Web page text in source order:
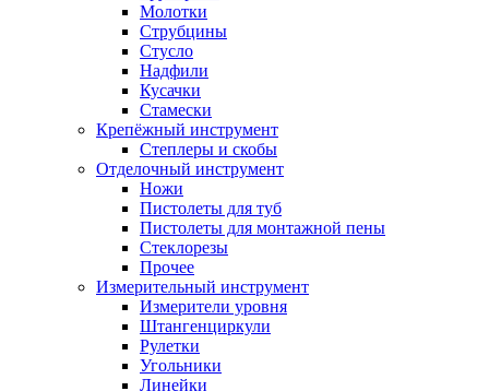
Молотки
Струбцины
Стусло
Надфили
Кусачки
Стамески
Крепёжный инструмент
Степлеры и скобы
Отделочный инструмент
Ножи
Пистолеты для туб
Пистолеты для монтажной пены
Стеклорезы
Прочее
Измерительный инструмент
Измерители уровня
Штангенциркули
Рулетки
Угольники
Линейки